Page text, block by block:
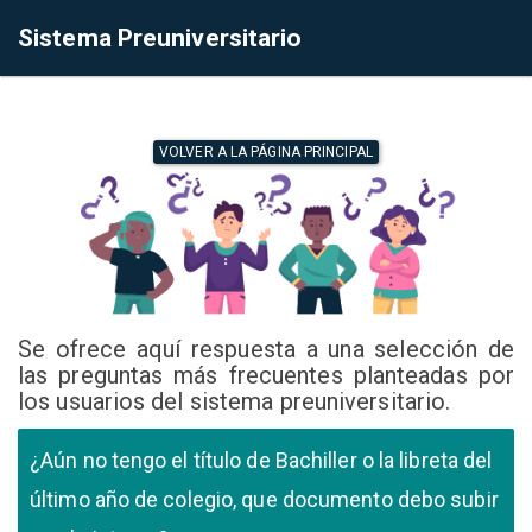
Sistema Preuniversitario
VOLVER A LA PÁGINA PRINCIPAL
Se ofrece aquí respuesta a una selección de
las preguntas más frecuentes planteadas por
los usuarios del sistema preuniversitario.
¿Aún no tengo el título de Bachiller o la libreta del
último año de colegio, que documento debo subir